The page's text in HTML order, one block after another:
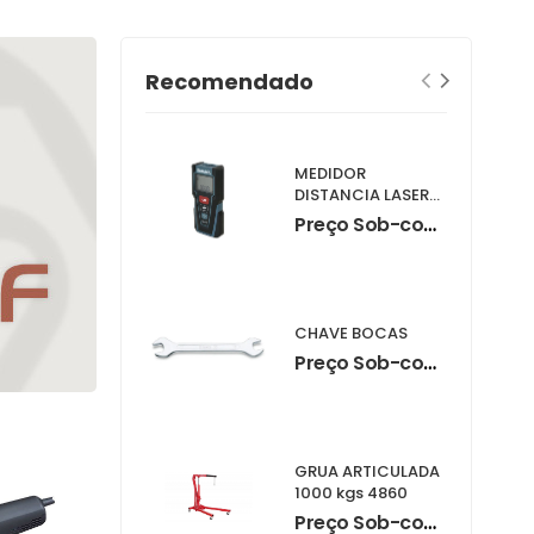
Recomendado
MEDIDOR
DISTANCIA LASER
LD030P
Preço Sob-consulta
CHAVE BOCAS
Preço Sob-consulta
GRUA ARTICULADA
1000 kgs 4860
Preço Sob-consulta